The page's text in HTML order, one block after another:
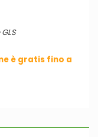
è gratis fino a